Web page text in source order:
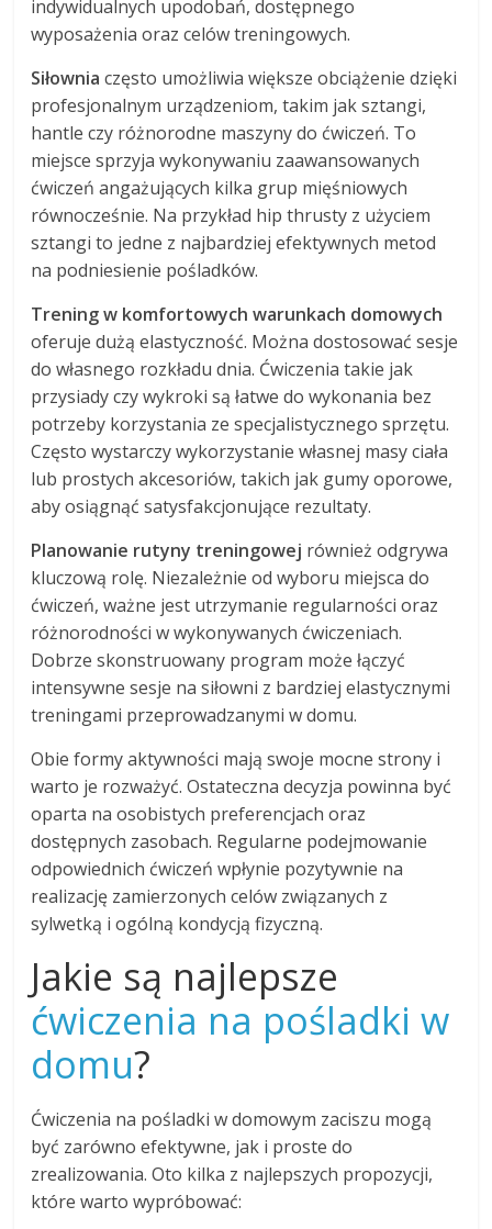
indywidualnych upodobań, dostępnego
wyposażenia oraz celów treningowych.
Siłownia często umożliwia większe obciążenie dzięki
profesjonalnym urządzeniom, takim jak sztangi,
hantle czy różnorodne maszyny do ćwiczeń. To
miejsce sprzyja wykonywaniu zaawansowanych
ćwiczeń angażujących kilka grup mięśniowych
równocześnie. Na przykład hip thrusty z użyciem
sztangi to jedne z najbardziej efektywnych metod
na podniesienie pośladków.
Trening w komfortowych warunkach domowych
oferuje dużą elastyczność. Można dostosować sesje
do własnego rozkładu dnia. Ćwiczenia takie jak
przysiady czy wykroki są łatwe do wykonania bez
potrzeby korzystania ze specjalistycznego sprzętu.
Często wystarczy wykorzystanie własnej masy ciała
lub prostych akcesoriów, takich jak gumy oporowe,
aby osiągnąć satysfakcjonujące rezultaty.
Planowanie rutyny treningowej również odgrywa
kluczową rolę. Niezależnie od wyboru miejsca do
ćwiczeń, ważne jest utrzymanie regularności oraz
różnorodności w wykonywanych ćwiczeniach.
Dobrze skonstruowany program może łączyć
intensywne sesje na siłowni z bardziej elastycznymi
treningami przeprowadzanymi w domu.
Obie formy aktywności mają swoje mocne strony i
warto je rozważyć. Ostateczna decyzja powinna być
oparta na osobistych preferencjach oraz
dostępnych zasobach. Regularne podejmowanie
odpowiednich ćwiczeń wpłynie pozytywnie na
realizację zamierzonych celów związanych z
sylwetką i ogólną kondycją fizyczną.
Jakie są najlepsze
ćwiczenia na pośladki w
domu?
Ćwiczenia na pośladki w domowym zaciszu mogą
być zarówno efektywne, jak i proste do
zrealizowania. Oto kilka z najlepszych propozycji,
które warto wypróbować: